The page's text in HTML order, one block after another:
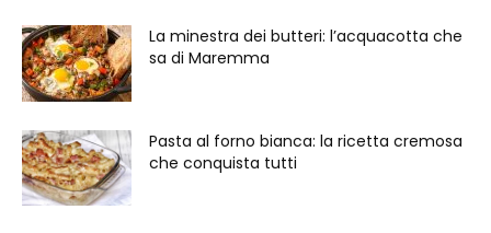
La minestra dei butteri: l’acquacotta che
sa di Maremma
Pasta al forno bianca: la ricetta cremosa
che conquista tutti